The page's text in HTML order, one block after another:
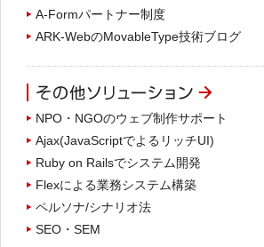
A-Formパートナー制度
ARK-WebのMovableType技術ブログ
NPO・NGOのウェブ制作サポート
Ajax(JavaScriptでよるリッチUI)
Ruby on Railsでシステム開発
Flexによる業務システム構築
ペルソナ/シナリオ法
SEO・SEM